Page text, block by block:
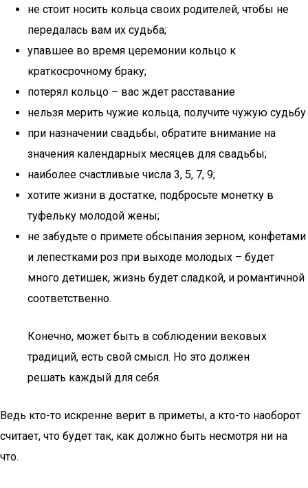
не стоит носить кольца своих родителей, чтобы не
передалась вам их судьба;
упавшее во время церемонии кольцо к
краткосрочному браку;
потерял кольцо – вас ждет расставание
нельзя мерить чужие кольца, получите чужую судьбу
при назначении свадьбы, обратите внимание на
значения календарных месяцев для свадьбы;
наиболее счастливые числа 3, 5, 7, 9;
хотите жизни в достатке, подбросьте монетку в
туфельку молодой жены;
не забудьте о примете обсыпания зерном, конфетами
и лепестками роз при выходе молодых – будет
много детишек, жизнь будет сладкой, и романтичной
соответственно.
Конечно, может быть в соблюдении вековых
традиций, есть свой смысл. Но это должен
решать каждый для себя.
Ведь кто-то искренне верит в приметы, а кто-то наоборот
считает, что будет так, как должно быть несмотря ни на
что.